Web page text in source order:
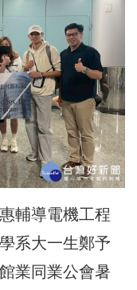
輔導電機工程
系大一生鄭予
業同業公會暑